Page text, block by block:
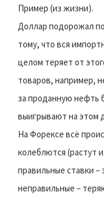
Пример (из жизни).
Доллар подорожал
тому, что вся
целом теряет от
товаров, например,
за проданную нефть
выигрывают на этом
На Форексе всё
колеблются (растут
правильные ставки
неправильные –